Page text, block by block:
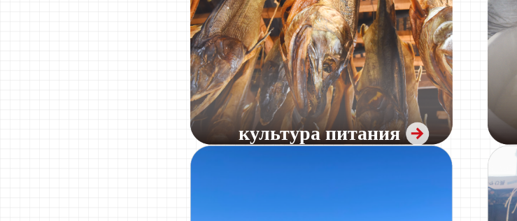
культура питания